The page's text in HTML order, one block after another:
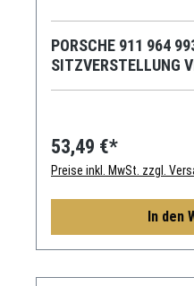
PORSCHE 911 964
SITZVERSTELLUNG
53,49 €*
Preise inkl. MwSt. zzgl.
In den